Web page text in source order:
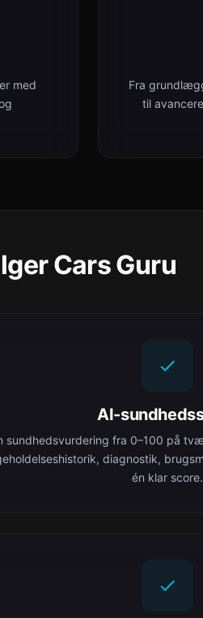
med
Fra
til
Cars Guru
AI-
sundhedsvurdering fra 0–100 på
diagnostik,
én klar score.